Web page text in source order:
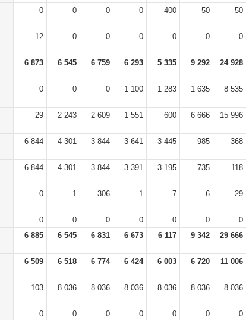
0 0 0 0 400 50 50
12 0 0 0 0 0 0
6 873 6 545 6 759 6 293 5 335 9 292 24 928
0 0 0 1 100 1 283 1 635 8 535
29 2 243 2 609 1 551 600 6 666 15 996
6 844 4 301 3 844 3 641 3 445 985 368
6 844 4 301 3 844 3 391 3 195 735 118
0 1 306 1 7 6 29
0 0 0 0 0 0 0
6 885 6 545 6 831 6 673 6 117 9 342 29 666
6 509 6 518 6 774 6 424 6 003 6 720 11 006
103 8 036 8 036 8 036 8 036 8 036 8 036
0 0 0 0 0 0 0